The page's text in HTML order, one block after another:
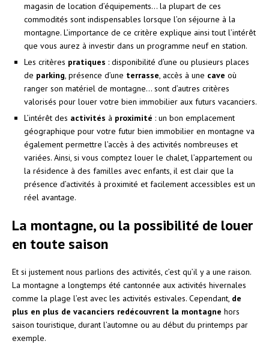
magasin de location d’équipements… la plupart de ces
commodités sont indispensables lorsque l’on séjourne à la
montagne. L’importance de ce critère explique ainsi tout l’intérêt
que vous aurez à investir dans un programme neuf en station.
Les critères pratiques : disponibilité d’une ou plusieurs places
de parking, présence d’une terrasse, accès à une cave où
ranger son matériel de montagne… sont d’autres critères
valorisés pour louer votre bien immobilier aux futurs vacanciers.
L’intérêt des activités à proximité : un bon emplacement
géographique pour votre futur bien immobilier en montagne va
également permettre l’accès à des activités nombreuses et
variées. Ainsi, si vous comptez louer le chalet, l’appartement ou
la résidence à des familles avec enfants, il est clair que la
présence d’activités à proximité et facilement accessibles est un
réel avantage.
La montagne, ou la possibilité de louer
en toute saison
Et si justement nous parlions des activités, c’est qu’il y a une raison.
La montagne a longtemps été cantonnée aux activités hivernales
comme la plage l’est avec les activités estivales. Cependant, de
plus en plus de vacanciers redécouvrent la montagne hors
saison touristique, durant l’automne ou au début du printemps par
exemple.